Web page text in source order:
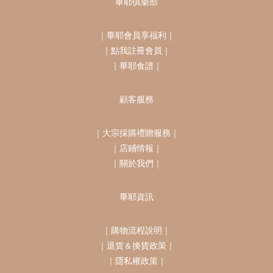
畢耶俱樂部
｜ 畢耶會員享福利 ｜
｜ 點我註冊會員 ｜
｜ 畢耶食譜 ｜
顧客服務
｜ 大宗採購禮贈服務 ｜
｜ 店鋪情報 ｜
｜ 關於我們 ｜
畢耶資訊
｜ 購物流程說明 ｜
｜ 退貨＆換貨政策 ｜
｜ 隱私權政策 ｜